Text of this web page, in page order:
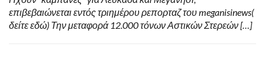
επιβεβαιώνεται εντός τριημέρου ρεπορταζ του meganisinews(
δείτε εδώ) Την μεταφορά 12.000 τόνων Αστικών Στερεών […]